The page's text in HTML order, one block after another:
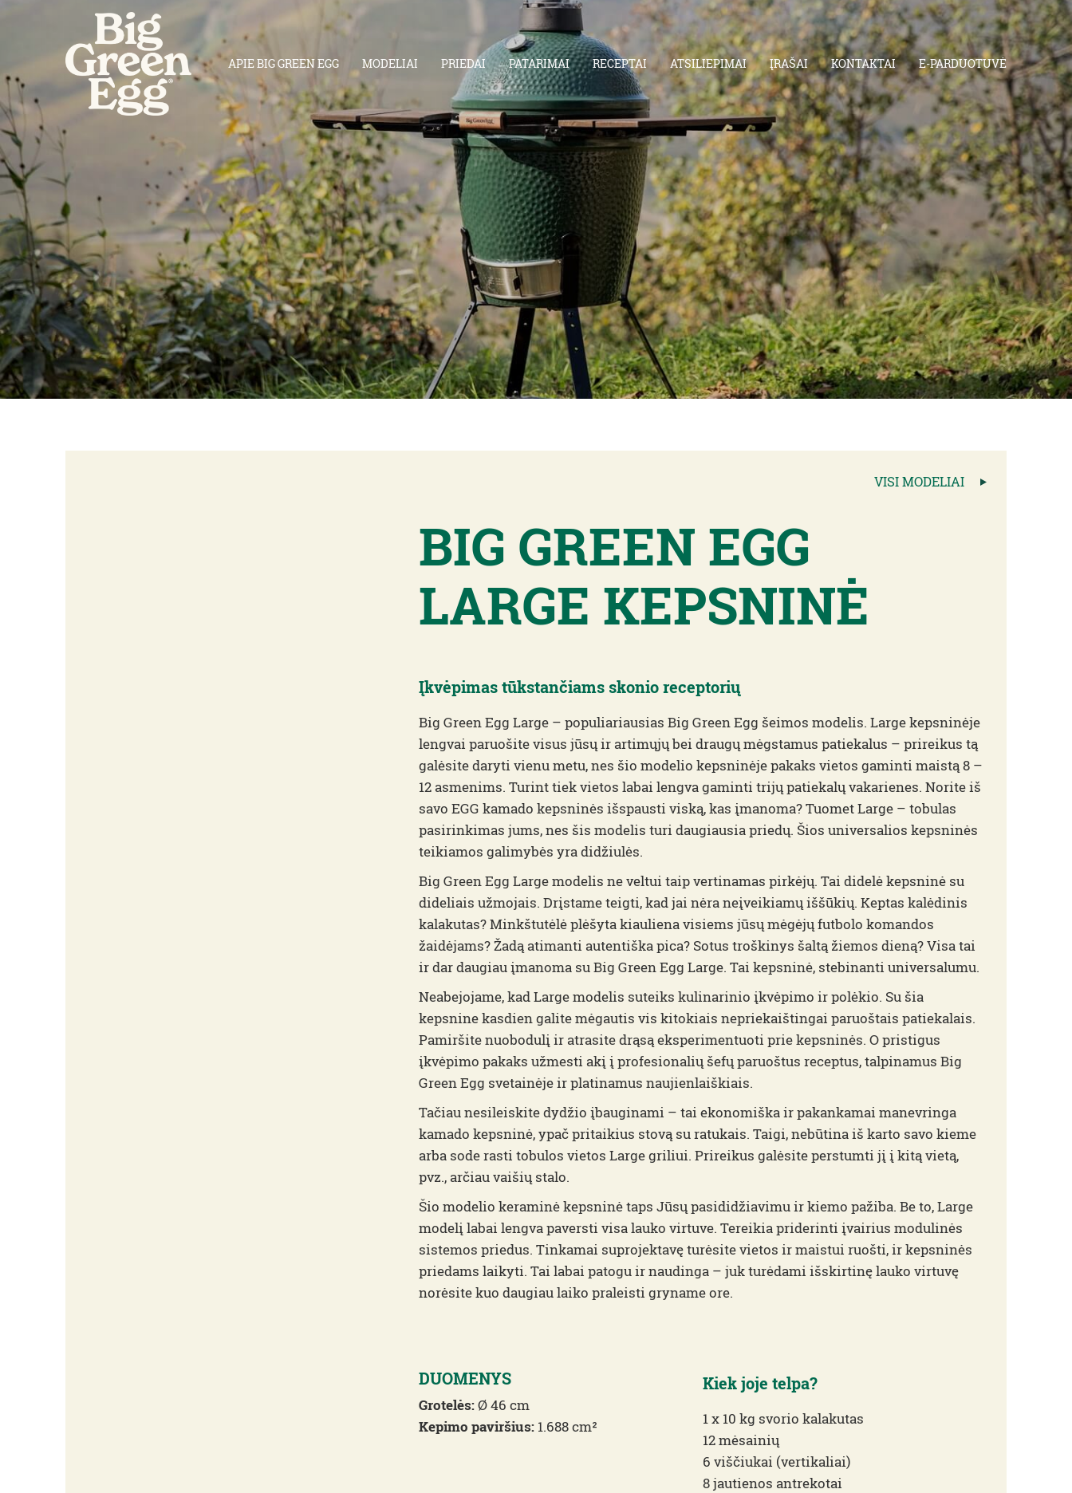
APIE BIG GREEN EGG MODELIAI PRIEDAI PATARIMAI RECEPTAI ATSILIEPIMAI ĮRAŠAI KONTAKTAI E-PARDUOTUVĖ
VISI MODELIAI
BIG GREEN EGG
LARGE KEPSNINĖ
Įkvėpimas tūkstančiams skonio receptorių
Big Green Egg Large – populiariausias Big Green Egg šeimos modelis. Large kepsninėje
lengvai paruošite visus jūsų ir artimųjų bei draugų mėgstamus patiekalus – prireikus tą
galėsite daryti vienu metu, nes šio modelio kepsninėje pakaks vietos gaminti maistą 8 –
12 asmenims. Turint tiek vietos labai lengva gaminti trijų patiekalų vakarienes. Norite iš
savo EGG kamado kepsninės išspausti viską, kas įmanoma? Tuomet Large – tobulas
pasirinkimas jums, nes šis modelis turi daugiausia priedų. Šios universalios kepsninės
teikiamos galimybės yra didžiulės.
Big Green Egg Large modelis ne veltui taip vertinamas pirkėjų. Taididelė kepsninė su
dideliais užmojais. Drįstame teigti, kad jai nėra neįveikiamų iššūkių. Keptas kalėdinis
kalakutas? Minkštutėlė plėšyta kiauliena visiems jūsų mėgėjų futbolo komandos
žaidėjams? Žadą atimanti autentiška pica? Sotus troškinys šaltą žiemos dieną? Visa tai
ir dar daugiau įmanoma su Big Green Egg Large. Tai kepsninė, stebinanti universalumu.
Neabejojame, kad Large modelis suteiks kulinarinio įkvėpimo ir polėkio. Su šia
kepsnine kasdien galite mėgautis vis kitokiais nepriekaištingai paruoštais patiekalais.
Pamiršite nuobodulį ir atrasite drąsą eksperimentuoti prie kepsninės. O pristigus
įkvėpimo pakaks užmesti akį į profesionalių šefų paruoštus receptus, talpinamus Big
Green Egg svetainėje ir platinamus naujienlaiškiais.
Tačiau nesileiskite dydžio įbauginami – tai ekonomiška ir pakankamai manevringa
kamado kepsninė, ypač pritaikius stovą su ratukais. Taigi, nebūtina iš karto savo kieme
arba sode rasti tobulos vietos Large griliui. Prireikus galėsite perstumti jį į kitą vietą,
pvz., arčiau vaišių stalo.
Šio modelio keraminė kepsninė taps Jūsų pasididžiavimu ir kiemo pažiba. Be to, Large
modelį labai lengva paversti visa lauko virtuve. Tereikia priderinti įvairius modulinės
sistemos priedus. Tinkamai suprojektavę turėsite vietos ir maistui ruošti, ir kepsninės
priedams laikyti. Tai labai patogu ir naudinga – juk turėdami išskirtinę lauko virtuvę
norėsite kuo daugiau laiko praleisti gryname ore.
DUOMENYS
Grotelės:Ø 46 cm
Kepimo paviršius: 1.688 cm²
Kiek joje telpa?
1 x 10 kg svorio kalakutas
12 mėsainių
6 viščiukai (vertikaliai)
8 jautienos antrekotai